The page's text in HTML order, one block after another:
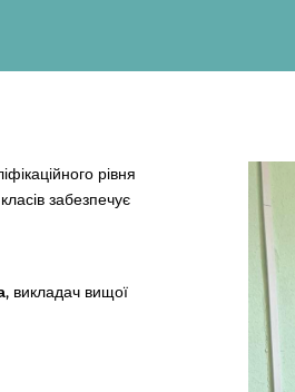
рівня
забезпечує
, викладач вищої